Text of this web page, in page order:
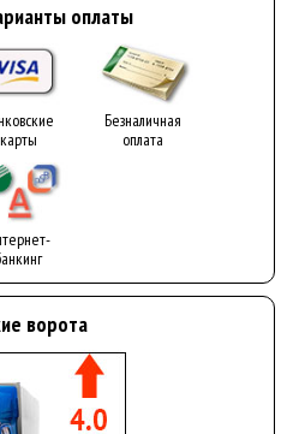
оплаты
карты
Безналичная
оплата
ворота